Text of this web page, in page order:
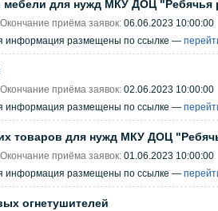
мебели для нужд МКУ ДОЦ "Ребячья
Окончание приёма заявок: 06.06.2023 10:00:00
информация размещены по ссылке —
Окончание приёма заявок: 02.06.2023 10:00:00
информация размещены по ссылке —
товаров для нужд МКУ ДОЦ
Окончание приёма заявок: 01.06.2023 10:00:00
информация размещены по ссылке —
огнетушителей